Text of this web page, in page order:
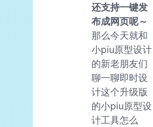
还支持一键发
布成网页呢～
那么今天就和
小piu原型设计
的新老朋友们
聊一聊即时设
计这个升级版
的小piu原型设
计工具怎么